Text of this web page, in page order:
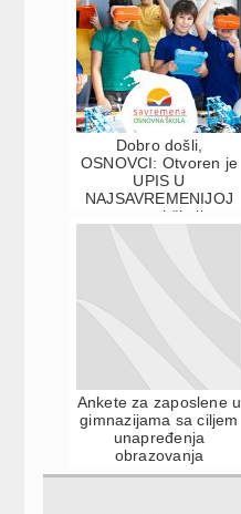
Dobro došli,
OSNOVCI: Otvoren je
UPIS U
NAJSAVREMENIJOJ
osnovnoj školi u
regionu
Ankete za zaposlene u
gimnazijama sa ciljem
unapređenja
obrazovanja